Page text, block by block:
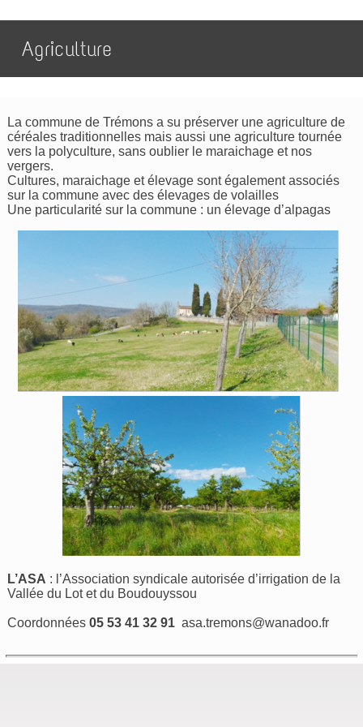
Agriculture
La commune de Trémons a su préserver une agriculture de
céréales traditionnelles mais aussi une agriculture tournée
vers la polyculture, sans oublier le maraichage et nos
vergers.
Cultures, maraichage et élevage sont également associés
sur la commune avec des élevages de volailles
Une particularité sur la commune : un élevage d’alpagas
L’ASA : l’Association syndicale autorisée d’irrigation de la
Vallée du Lot et du Boudouyssou
Coordonnées05 53 41 32 91 asa.tremons@wanadoo.fr